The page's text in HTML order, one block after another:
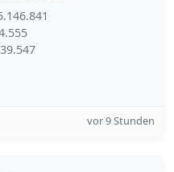
39.547
vor 9 Stunden